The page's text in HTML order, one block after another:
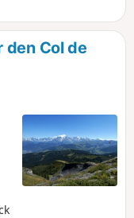
sich Ihnen ein
Blanc-Kette, die
Diese
jedoch keine
den Col de